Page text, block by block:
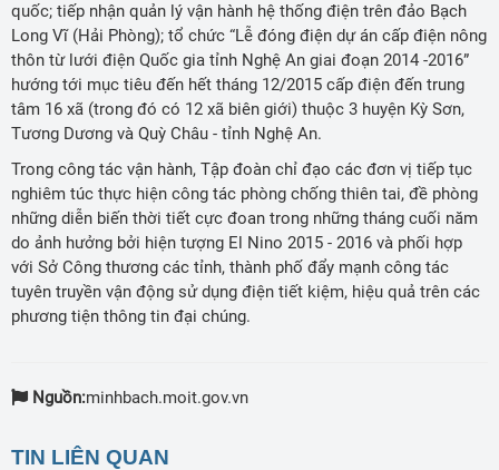
quốc; tiếp nhận quản lý vận hành hệ thống điện trên đảo Bạch
Long Vĩ (Hải Phòng); tổ chức “Lễ đóng điện dự án cấp điện nông
thôn từ lưới điện Quốc gia tỉnh Nghệ An giai đoạn 2014 -2016”
hướng tới mục tiêu đến hết tháng 12/2015 cấp điện đến trung
tâm 16 xã (trong đó có 12 xã biên giới) thuộc 3 huyện Kỳ Sơn,
Tương Dương và Quỳ Châu - tỉnh Nghệ An.
Trong công tác vận hành, Tập đoàn chỉ đạo các đơn vị tiếp tục
nghiêm túc thực hiện công tác phòng chống thiên tai, đề phòng
những diễn biến thời tiết cực đoan trong những tháng cuối năm
do ảnh hưởng bởi hiện tượng El Nino 2015 - 2016 và phối hợp
với Sở Công thương các tỉnh, thành phố đẩy mạnh công tác
tuyên truyền vận động sử dụng điện tiết kiệm, hiệu quả trên các
phương tiện thông tin đại chúng.
Nguồn:minhbach.moit.gov.vn
TIN LIÊN QUAN